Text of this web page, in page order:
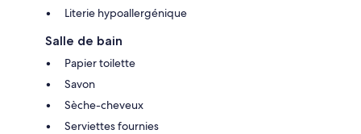
Literie hypoallergénique
Salle de bain
Papier toilette
Savon
Sèche-cheveux
Serviettes fournies